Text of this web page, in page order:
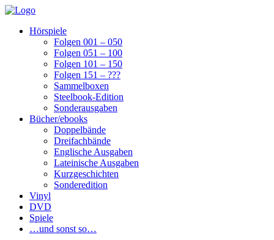
Hörspiele
Folgen 001 – 050
Folgen 051 – 100
Folgen 101 – 150
Folgen 151 – ???
Sammelboxen
Steelbook-Edition
Sonderausgaben
Bücher/ebooks
Doppelbände
Dreifachbände
Englische Ausgaben
Lateinische Ausgaben
Kurzgeschichten
Sonderedition
Vinyl
DVD
Spiele
…und sonst so…